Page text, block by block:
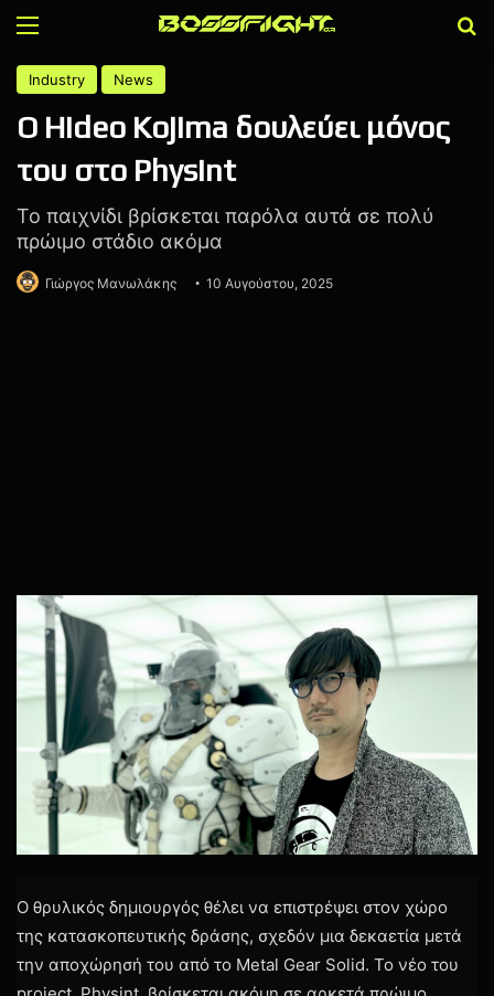
Menu
Industry News
Ο Hideo Kojima δουλεύει μόνος
του στο Physint
Το παιχνίδι βρίσκεται παρόλα αυτά σε πολύ
πρώιμο στάδιο ακόμα
Γιώργος Μανωλάκης 10 Αυγούστου, 2025
Ο θρυλικός δημιουργός θέλει να επιστρέψει στον χώρο
της κατασκοπευτικής δράσης, σχεδόν μια δεκαετία μετά
την αποχώρησή του από το Metal Gear Solid. Το νέο του